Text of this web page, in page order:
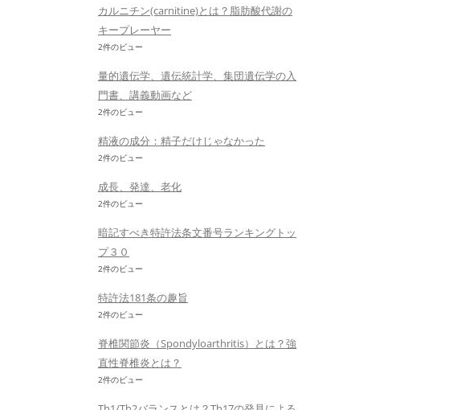
カルニチン(carnitine)とは？脂肪酸代謝の
キープレーヤー
2件のビュー
量的遺伝学、遺伝統計学、集団遺伝学の入
門書、講義動画など
2件のビュー
精液の成分：精子だけじゃなかった
2件のビュー
成長、発達、老化
2件のビュー
暗記すべき特許法条文番号ランキングトッ
プ３０
2件のビュー
特許法181条の趣旨
2件のビュー
脊椎関節炎（Spondyloarthritis）とは？強
直性脊椎炎とは？
2件のビュー